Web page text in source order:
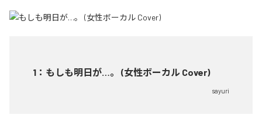
1 ： もしも明日が…。 (女性ボーカル Cover)
sayuri